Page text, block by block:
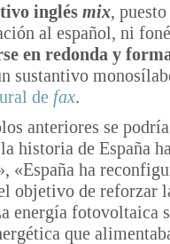
inglés mix,
al español, ni
en redonda y
sustantivo
de fax.
anteriores se
historia de España
«España ha
objetivo de reforzar
energía fotovoltaica
que